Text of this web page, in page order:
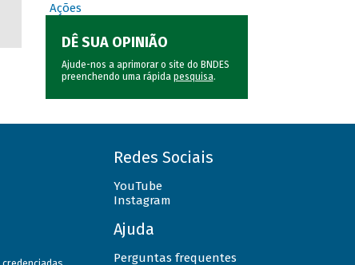
Ações
DÊ SUA OPINIÃO
Ajude-nos a aprimorar o site do BNDES
preenchendo uma rápida pesquisa.
Redes Sociais
YouTube
Instagram
Ajuda
Perguntas frequentes